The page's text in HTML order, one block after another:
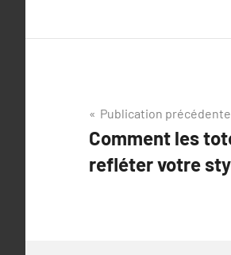
Navigation
de
l’article
Publication précédente
Comment les
refléter votre